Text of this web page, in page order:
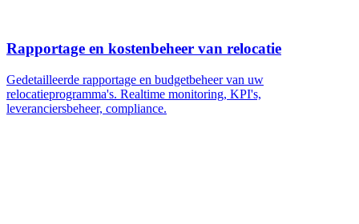
Rapportage en kostenbeheer van relocatie
Gedetailleerde rapportage en budgetbeheer van uw
relocatieprogramma's. Realtime monitoring, KPI's,
leveranciersbeheer, compliance.